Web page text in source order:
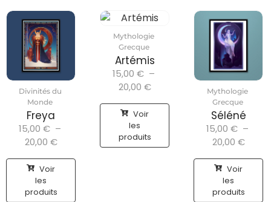
Divinités du
Monde
Freya
15,00 € –
20,00 €
Voir
les
produits
Mythologie
Grecque
Artémis
15,00 € –
20,00 €
Voir
les
produits
Mythologie
Grecque
Séléné
15,00 € –
20,00 €
Voir
les
produits